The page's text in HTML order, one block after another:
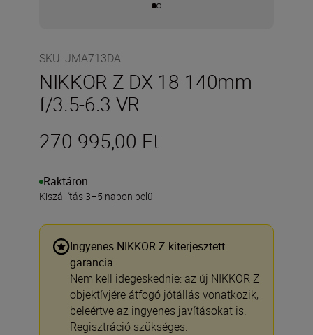
SKU: JMA713DA
NIKKOR Z DX 18-140mm
f/3.5-6.3 VR
270 995,00 Ft
Raktáron
Kiszállítás 3–5 napon belül
Ingyenes NIKKOR Z kiterjesztett
garancia
Nem kell idegeskednie: az új NIKKOR Z
objektívjére átfogó jótállás vonatkozik,
beleértve az ingyenes javításokat is.
Regisztráció szükséges.